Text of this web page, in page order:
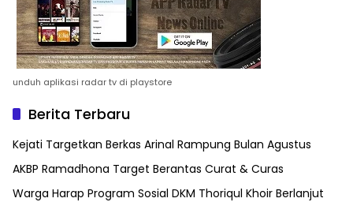
unduh aplikasi radar tv di playstore
Berita Terbaru
Kejati Targetkan Berkas Arinal Rampung Bulan Agustus
AKBP Ramadhona Target Berantas Curat & Curas
Warga Harap Program Sosial DKM Thoriqul Khoir Berlanjut